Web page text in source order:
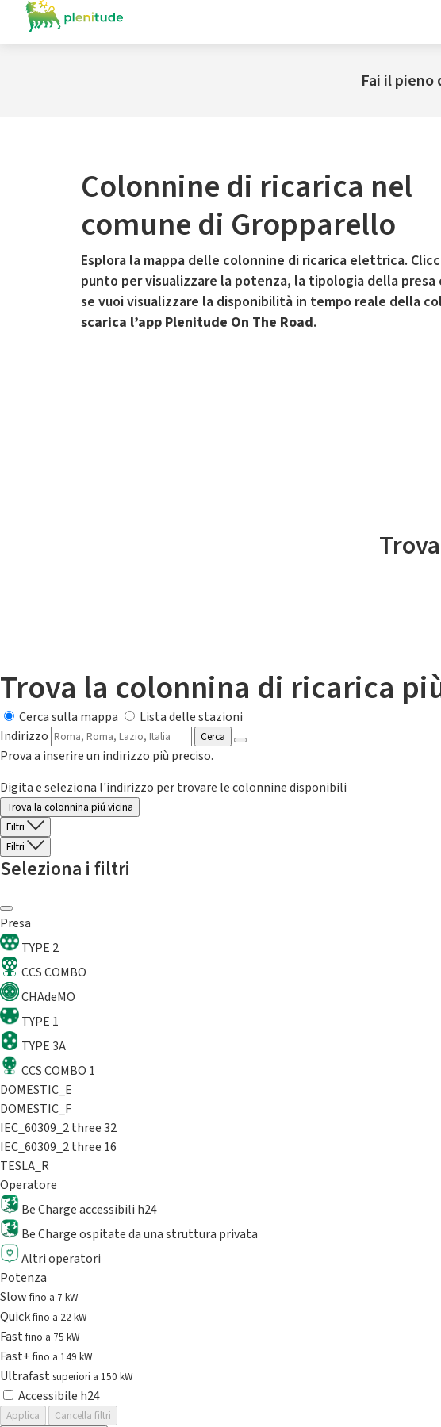
Fai il pieno
Colonnine di ricarica nel
comune di Gropparello
Esplora la mappa delle colonnine di ricarica elettrica.
punto per visualizzare la potenza, la tipologia della presa
se vuoi visualizzare la disponibilità in tempo reale della
scarica l’app Plenitude On The Road.
Il servizio di
Trova la colonnina di ricarica
Cerca sulla mappa
Lista delle stazioni
Indirizzo
Cerca
Prova a inserire un indirizzo più preciso.
Digita e seleziona l'indirizzo per trovare le colonnine disponibili
Trova la colonnina piú vicina
Filtri
Filtri
Seleziona i filtri
Presa
TYPE 2
CCS COMBO
CHAdeMO
TYPE 1
TYPE 3A
CCS COMBO 1
DOMESTIC_E
DOMESTIC_F
IEC_60309_2 three 32
IEC_60309_2 three 16
TESLA_R
Operatore
Be Charge accessibili h24
Be Charge ospitate da una struttura privata
Altri operatori
Potenza
Slowfino a 7 kW
Quickfino a 22 kW
Fastfino a 75 kW
Fast+fino a 149 kW
Ultrafast superiori a 150 kW
Accessibile h24
Applica
Cancella filtri